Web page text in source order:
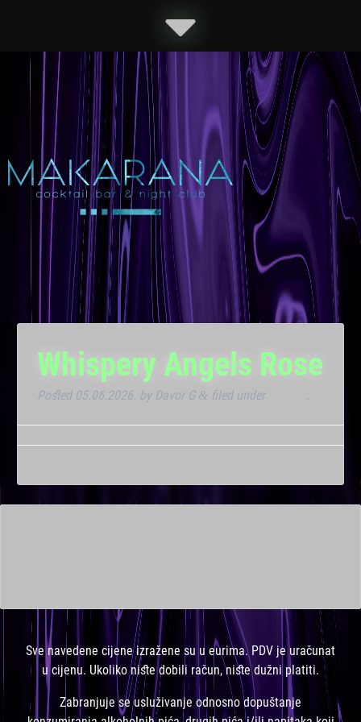
Whispery Angels Rose
Posted 05.06.2026. by Davor G & filed under .
Sve navedene cijene izražene su u eurima. PDV je uračunat
u cijenu. Ukoliko niste dobili račun, niste dužni platiti.
Zabranjuje se usluživanje odnosno dopuštanje